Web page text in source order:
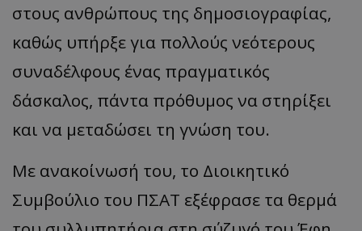
στους ανθρώπους της δημοσιογραφίας,
καθώς υπήρξε για πολλούς νεότερους
συναδέλφους ένας πραγματικός
δάσκαλος, πάντα πρόθυμος να στηρίξει
και να μεταδώσει τη γνώση του.
Με ανακοίνωσή του, το Διοικητικό
Συμβούλιο του ΠΣΑΤ εξέφρασε τα θερμά